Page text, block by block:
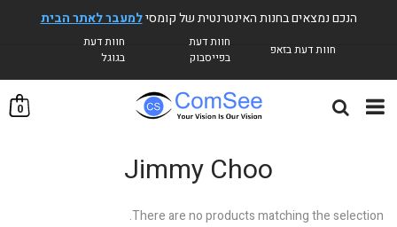
0
Jimmy Choo
There are no products matching the selection.
הנכם נמצאים בחנות האינטרנטית של קומסילמעבר לאתר הבית
חוות דעת בזאפ
חוות דעת
בפייסבוק
חוות דעת
בגוגל